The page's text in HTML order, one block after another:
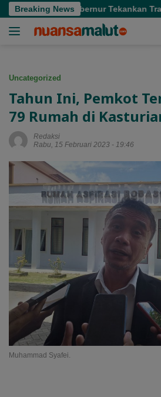
Langsung
ke
Breaking News
Sofifi, Gubernur Tekankan
Uncategorized
Tahun Ini, Pemkot
79 Rumah di
Redaksi
Rabu, 15 Februari 2023 - 19:46
Muhammad Syafei.